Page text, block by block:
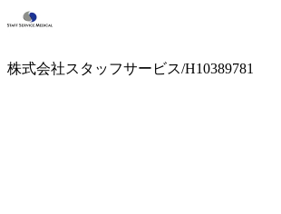
株式会社スタッフサービス/H10389781